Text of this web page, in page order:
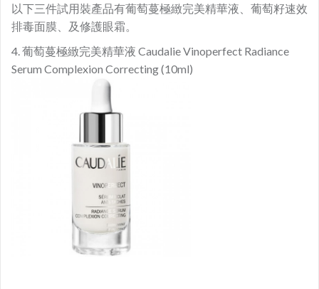
以下三件試用裝產品有葡萄蔓極緻完美精華液、葡萄籽速效
排毒面膜、及修護眼霜。
4. 葡萄蔓極緻完美精華液​ Caudalie Vinoperfect Radiance
Serum Complexion Correcting (10ml)